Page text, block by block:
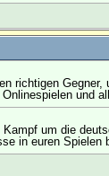
richtigen
und
um die
in euren Spielen